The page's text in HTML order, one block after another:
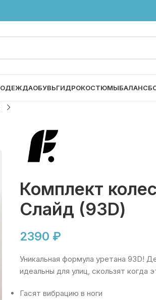
ОДЕЖДАОБУВЬГИДРОКОСТЮМЫ
Комплект
Слайд (93D)
2390 ₽
Уникальная формула уретана 93D!
идеальны для улиц, скользят когда
Гасят вибрацию в ноги